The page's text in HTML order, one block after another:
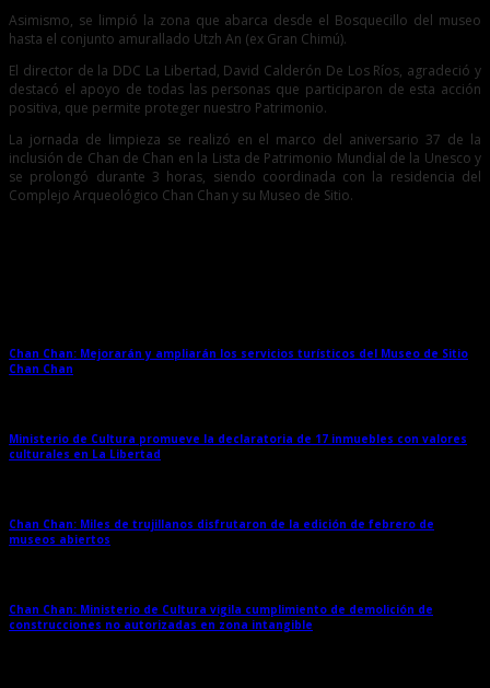
Asimismo, se limpió la zona que abarca desde el Bosquecillo del museo
hasta el conjunto amurallado Utzh An (ex Gran Chimú).
El director de la DDC La Libertad, David Calderón De Los Ríos, agradeció y
destacó el apoyo de todas las personas que participaron de esta acción
positiva, que permite proteger nuestro Patrimonio.
La jornada de limpieza se realizó en el marco del aniversario 37 de la
inclusión de Chan de Chan en la Lista de Patrimonio Mundial de la Unesco y
se prolongó durante 3 horas, siendo coordinada con la residencia del
Complejo Arqueológico Chan Chan y su Museo de Sitio.
Chan Chan: Mejorarán y ampliarán los servicios turísticos del Museo de Sitio
Chan Chan
Ministerio de Cultura promueve la declaratoria de 17 inmuebles con valores
culturales en La Libertad
Chan Chan: Miles de trujillanos disfrutaron de la edición de febrero de
museos abiertos
Chan Chan: Ministerio de Cultura vigila cumplimiento de demolición de
construcciones no autorizadas en zona intangible